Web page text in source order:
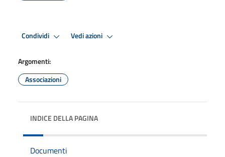
Condividi Vedi azioni
Argomenti:
Associazioni
INDICE DELLA PAGINA
Documenti